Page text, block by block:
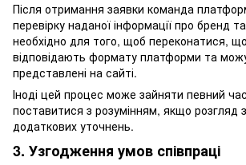
Після отримання заявки команда
перевірку наданої інформації про бренд
необхідно для того, щоб переконатися,
відповідають формату платформи та
представлені на сайті.
Іноді цей процес може зайняти певний
поставитися з розумінням, якщо розгляд
додаткових уточнень.
3. Узгодження умов співпраці